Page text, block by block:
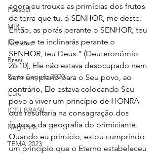
Pessoal
MIR
Notícias
Brasil
Porto Seguro 2020
Café
ICEJ BRASIL
Negócios
TEMA 2023
agora eu trouxe as primícias dos frutos
da terra que tu, ó SENHOR, me deste.
Então, as porás perante o SENHOR, teu
Deus, e te inclinarás perante o
SENHOR, teu Deus.” (Deuteronômio
26:10), Ele não estava desocupado nem
sem um plano para o Seu povo, ao
contrário, Ele estava colocando Seu
povo a viver um princípio de HONRA
que resultaria na consagração dos
frutos e da geografia do primiciante.
Quando eu primicio, estou cumprindo
um princípio que o Eterno estabeleceu